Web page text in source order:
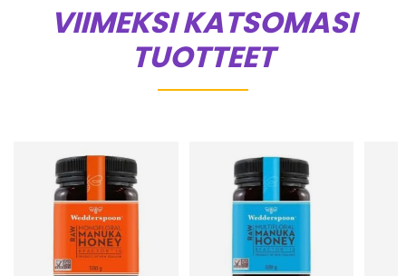
VIIMEKSI KATSOMASI
TUOTTEET